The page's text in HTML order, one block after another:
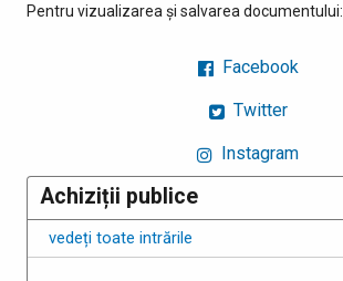
Pentru vizualizarea și salvarea documentului:
Facebook
Twitter
Instagram
Achiziții publice
vedeți toate intrările